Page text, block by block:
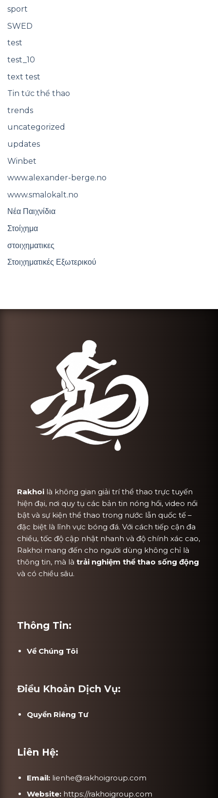
sport
SWED
test
test_10
text test
Tin tức thể thao
trends
uncategorized
updates
Winbet
www.alexander-berge.no
www.smalokalt.no
Νέα Παιχνίδια
Στοίχημα
στοιχηματικες
Στοιχηματικές Εξωτερικού
Rakhoi là không gian giải trí thể thao trực tuyến
hiện đại, nơi quy tụ các bản tin nóng hổi, video nổi
bật và sự kiện thể thao trong nước lẫn quốc tế –
đặc biệt là lĩnh vực bóng đá. Với cách tiếp cận đa
chiều, tốc độ cập nhật nhanh và độ chính xác cao,
Rakhoi mang đến cho người dùng không chỉ là
thông tin, mà là trải nghiệm thể thao sống động
và có chiều sâu.
Thông Tin:
Về Chúng Tôi
Điều Khoản Dịch Vụ:
Quyền Riêng Tư
Liên Hệ:
Email: lienhe@rakhoigroup.com
Website: https://rakhoigroup.com